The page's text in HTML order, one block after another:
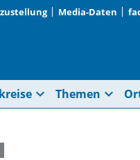
Media-Daten
expand_more Themen expand_more